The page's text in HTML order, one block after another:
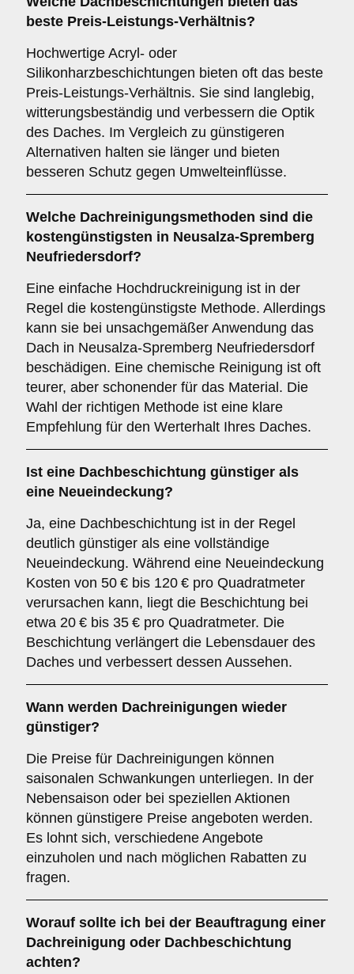
beste Preis-Leistungs-Verhältnis?
Hochwertige Acryl- oder
Silikonharzbeschichtungen bieten oft das beste
Preis-Leistungs-Verhältnis. Sie sind langlebig,
witterungsbeständig und verbessern die Optik
des Daches. Im Vergleich zu günstigeren
Alternativen halten sie länger und bieten
besseren Schutz gegen Umwelteinflüsse.
Welche Dachreinigungsmethoden sind die
kostengünstigsten in Neusalza-Spremberg
Neufriedersdorf?
Eine einfache Hochdruckreinigung ist in der
Regel die kostengünstigste Methode. Allerdings
kann sie bei unsachgemäßer Anwendung das
Dach in Neusalza-Spremberg Neufriedersdorf
beschädigen. Eine chemische Reinigung ist oft
teurer, aber schonender für das Material. Die
Wahl der richtigen Methode ist eine klare
Empfehlung für den Werterhalt Ihres Daches.
Ist eine Dachbeschichtung günstiger als
eine Neueindeckung?
Ja, eine Dachbeschichtung ist in der Regel
deutlich günstiger als eine vollständige
Neueindeckung. Während eine Neueindeckung
Kosten von 50 € bis 120 € pro Quadratmeter
verursachen kann, liegt die Beschichtung bei
etwa 20 € bis 35 € pro Quadratmeter. Die
Beschichtung verlängert die Lebensdauer des
Daches und verbessert dessen Aussehen.
Wann werden Dachreinigungen wieder
günstiger?
Die Preise für Dachreinigungen können
saisonalen Schwankungen unterliegen. In der
Nebensaison oder bei speziellen Aktionen
können günstigere Preise angeboten werden.
Es lohnt sich, verschiedene Angebote
einzuholen und nach möglichen Rabatten zu
fragen.
Worauf sollte ich bei der Beauftragung einer
Dachreinigung oder Dachbeschichtung
achten?